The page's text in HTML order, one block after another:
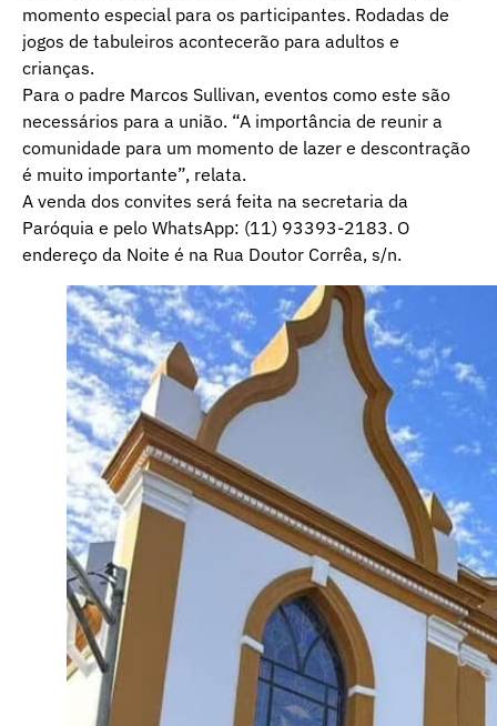
momento especial para os participantes. Rodadas de
jogos de tabuleiros acontecerão para adultos e
crianças.
Para o padre Marcos Sullivan, eventos como este são
necessários para a união. “A importância de reunir a
comunidade para um momento de lazer e descontração
é muito importante”, relata.
A venda dos convites será feita na secretaria da
Paróquia e pelo WhatsApp: (11) 93393-2183. O
endereço da Noite é na Rua Doutor Corrêa, s/n.